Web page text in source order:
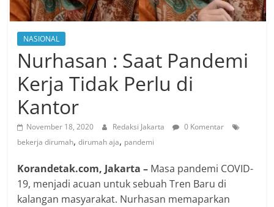
NASIONAL
Nurhasan : Saat Pandemi
Kerja Tidak Perlu di
Kantor
November 18, 2020 Redaksi Jakarta
0 Komentar
bekerja dirumah,dirumah aja, pandemi
Korandetak.com, Jakarta – Masa pandemi COVID-
19, menjadi acuan untuk sebuah Tren Baru di
kalangan masyarakat. Nurhasan memaparkan